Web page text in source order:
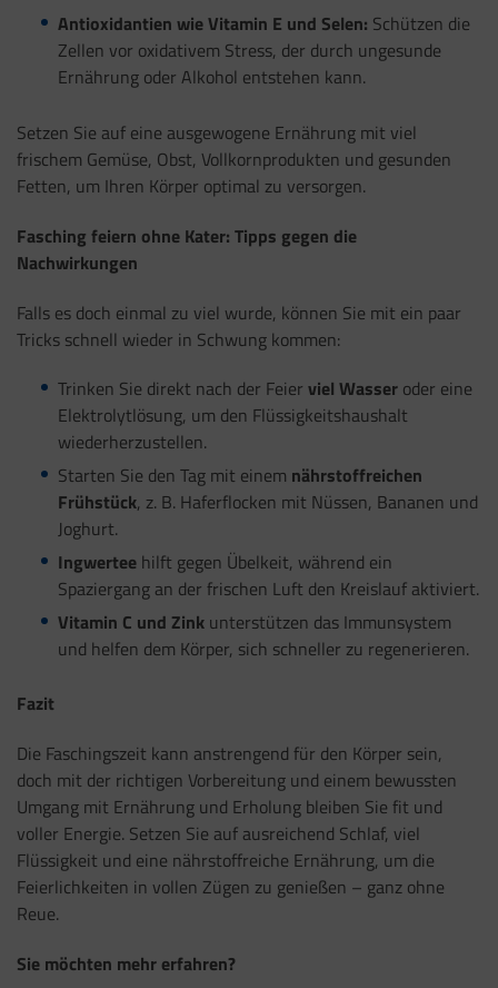
Antioxidantien wie Vitamin E und Selen: Schützen die
Zellen vor oxidativem Stress, der durch ungesunde
Ernährung oder Alkohol entstehen kann.
Setzen Sie auf eine ausgewogene Ernährung mit viel
frischem Gemüse, Obst, Vollkornprodukten und gesunden
Fetten, um Ihren Körper optimal zu versorgen.
Fasching feiern ohne Kater: Tipps gegen die
Nachwirkungen
Falls es doch einmal zu viel wurde, können Sie mit ein paar
Tricks schnell wieder in Schwung kommen:
Trinken Sie direkt nach der Feier viel Wasseroder eine
Elektrolytlösung, um den Flüssigkeitshaushalt
wiederherzustellen.
Starten Sie den Tag mit einem nährstoffreichen
Frühstück, z. B. Haferflocken mit Nüssen, Bananen und
Joghurt.
Ingwerteehilft gegen Übelkeit, während ein
Spaziergang an der frischen Luft den Kreislauf aktiviert.
Vitamin C und Zinkunterstützen das Immunsystem
und helfen dem Körper, sich schneller zu regenerieren.
Fazit
Die Faschingszeit kann anstrengend für den Körper sein,
doch mit der richtigen Vorbereitung und einem bewussten
Umgang mit Ernährung und Erholung bleiben Sie fit und
voller Energie. Setzen Sie auf ausreichend Schlaf, viel
Flüssigkeit und eine nährstoffreiche Ernährung, um die
Feierlichkeiten in vollen Zügen zu genießen – ganz ohne
Reue.
Sie möchten mehr erfahren?